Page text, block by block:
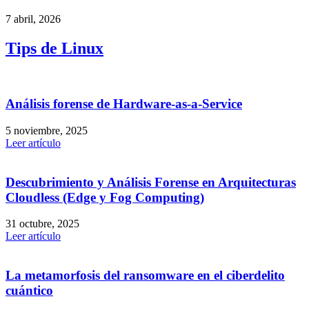
7 abril, 2026
Tips de Linux
Análisis forense de Hardware-as-a-Service
5 noviembre, 2025
Leer artículo
Descubrimiento y Análisis Forense en Arquitecturas
Cloudless (Edge y Fog Computing)
31 octubre, 2025
Leer artículo
La metamorfosis del ransomware en el ciberdelito
cuántico